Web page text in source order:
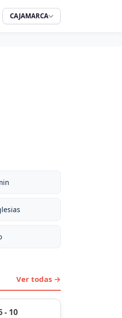
CAJAMARCA
Ver todas →
- 10